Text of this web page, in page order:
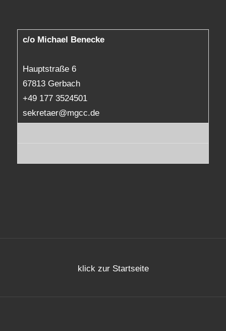
c/o Michael Benecke
Hauptstraße 6
67813 Gerbach
+49 177 3524501
sekretaer@mgcc.de
klick zur Startseite